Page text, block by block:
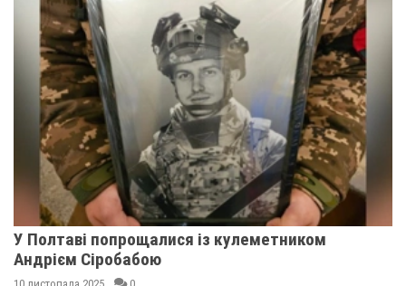
У Полтаві попрощалися із кулеметником
Андрієм Сіробабою